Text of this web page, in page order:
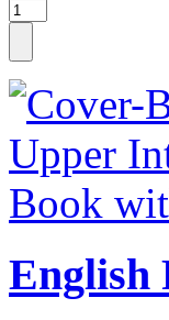
English